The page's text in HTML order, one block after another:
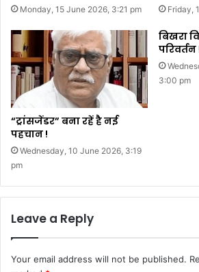
Monday, 15 June 2026, 3:21 pm Friday,
“ट्रांसजेंडर” बना रहें है नई
पहचान !
Wednesday, 10 June 2026, 3:19
pm
बिखरा
परिवर्तन
3:00 pm
Leave a Reply
Your email address will not be published.